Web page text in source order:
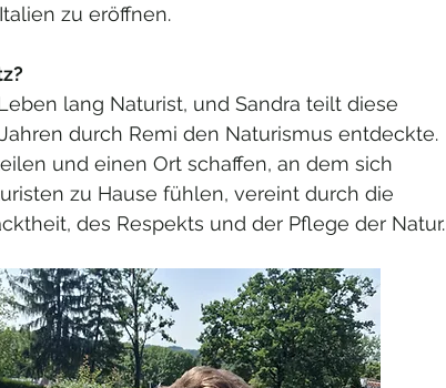
zu eröffnen.
lang Naturist, und Sandra teilt diese
durch Remi den Naturismus entdeckte.
und einen Ort schaffen, an dem sich
zu Hause fühlen, vereint durch die
des Respekts und der Pflege der Natur.